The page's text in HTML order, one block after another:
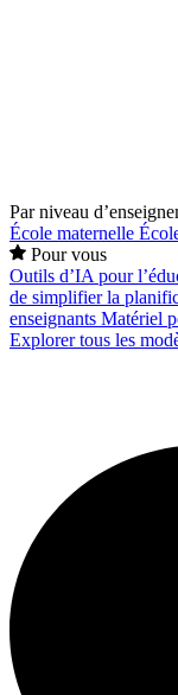
Par niveau
École maternelle
Pour vous
Outils d’IA pour
de simplifier la
enseignants Matériel
Explorer tous les